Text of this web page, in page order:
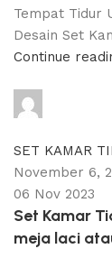
Tempat Tidur
Desain Set
Continue
SET KAMAR
November 6,
06 Nov 2023
Set Kamar
meja laci